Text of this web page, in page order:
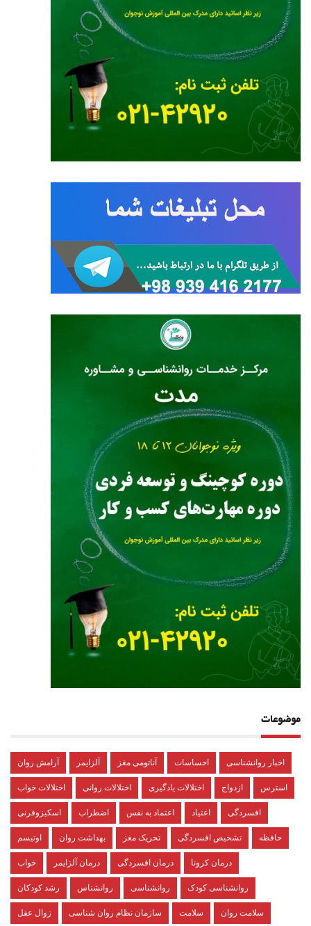
موضوعات
آرامش روان آلزایمر آناتومی مغز احساسات اخبار روانشناسی
اختلالات خواب اختلالات روانی اختلالات یادگیری ازدواج استرس
اسکیزوفرنی اضطراب اعتماد به نفس اعتیاد افسردگی
اوتیسم بهداشت روان تحریک مغز تشخیص افسردگی حافظه
خواب درمان آلزایمر درمان افسردگی درمان کرونا
رشد کودکان روانشناس روانشناسی روانشناسی کودک
زوال عقل سازمان نظام روان شناسی سلامت سلامت روان